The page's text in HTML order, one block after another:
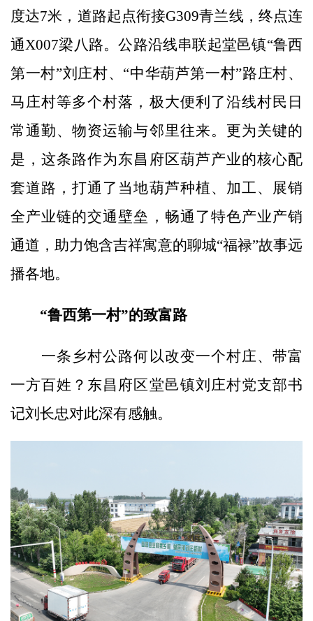
度达7米，道路起点衔接G309青兰线，终点连
通X007梁八路。公路沿线串联起堂邑镇“鲁西
第一村”刘庄村、“中华葫芦第一村”路庄村、
马庄村等多个村落，极大便利了沿线村民日
常通勤、物资运输与邻里往来。更为关键的
是，这条路作为东昌府区葫芦产业的核心配
套道路，打通了当地葫芦种植、加工、展销
全产业链的交通壁垒，畅通了特色产业产销
通道，助力饱含吉祥寓意的聊城“福禄”故事远
播各地。
“鲁西第一村”的致富路
一条乡村公路何以改变一个村庄、带富
一方百姓？东昌府区堂邑镇刘庄村党支部书
记刘长忠对此深有感触。